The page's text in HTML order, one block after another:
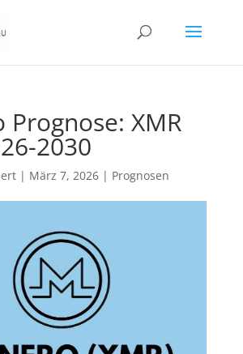
Prognose: XMR
2030
| März 7, 2026| Prognosen